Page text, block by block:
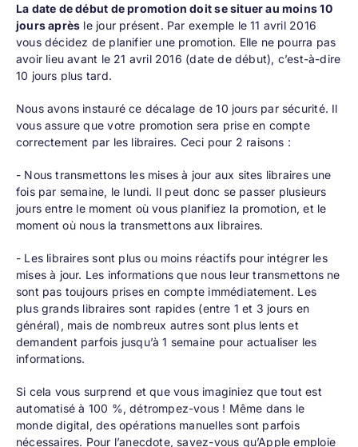
La date de début de promotion doit se situer au moins 10
jours après le jour présent. Par exemple le 11 avril 2016
vous décidez de planifier une promotion. Elle ne pourra pas
avoir lieu avant le 21 avril 2016 (date de début), c’est-à-dire
10 jours plus tard.
Nous avons instauré ce décalage de 10 jours par sécurité. Il
vous assure que votre promotion sera prise en compte
correctement par les libraires. Ceci pour 2 raisons :
- Nous transmettons les mises à jour aux sites libraires une
fois par semaine, le lundi. Il peut donc se passer plusieurs
jours entre le moment où vous planifiez la promotion, et le
moment où nous la transmettons aux libraires.
- Les libraires sont plus ou moins réactifs pour intégrer les
mises à jour. Les informations que nous leur transmettons ne
sont pas toujours prises en compte immédiatement. Les
plus grands libraires sont rapides (entre 1 et 3 jours en
général), mais de nombreux autres sont plus lents et
demandent parfois jusqu’à 1 semaine pour actualiser les
informations.
Si cela vous surprend et que vous imaginiez que tout est
automatisé à 100 %, détrompez-vous ! Même dans le
monde digital, des opérations manuelles sont parfois
nécessaires. Pour l’anecdote, savez-vous qu’Apple emploie